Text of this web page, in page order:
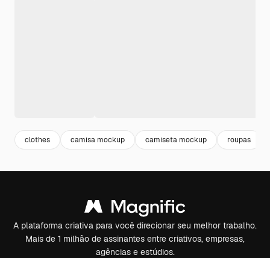
clothes camisa mockup camiseta mockup roupas
A plataforma criativa para você direcionar seu melhor trabalho.
Mais de 1 milhão de assinantes entre criativos, empresas,
agências e estúdios.